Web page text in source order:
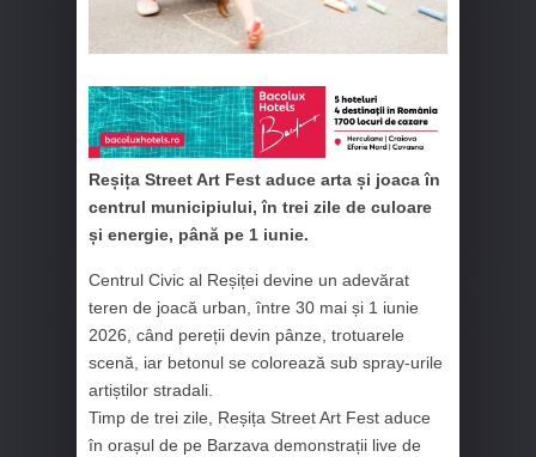
Reșița Street Art Fest aduce arta și joaca în
centrul municipiului, în trei zile de culoare
și energie, până pe 1 iunie.
Centrul Civic al Reșiței devine un adevărat
teren de joacă urban, între 30 mai și 1 iunie
2026, când pereții devin pânze, trotuarele
scenă, iar betonul se colorează sub spray-urile
artiștilor stradali.
Timp de trei zile, Reșița Street Art Fest aduce
în orașul de pe Barzava demonstrații live de